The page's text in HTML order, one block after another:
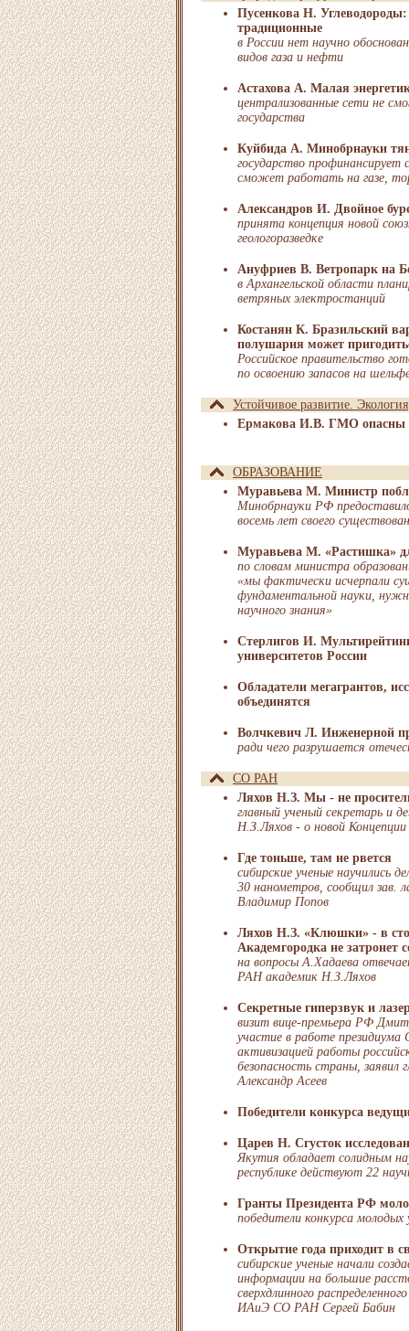
Пусенкова Н.
традиционные
в России нет научно
видов газа и нефти
Астахова А. Малая
централизованные сети не
государства
Куйбида А. Минобрнауки
государство профинансирует
сможет работать на газе,
Александров И. Двойное
принята концепция новой
геологоразведке
Ануфриев В. Ветропарк на
в Архангельской области
ветряных электростанций
Костанян К. Бразильский
полушария может
Российское правительство
по освоению запасов на
Устойчивое развитие. Экология
Ермакова И.В. ГМО опасны
ОБРАЗОВАНИЕ
Муравьева М. Министр
Минобрнауки РФ
восемь лет своего
Муравьева М. «Растишка»
по словам министра
«мы фактически исчерпали
фундаментальной науки,
научного знания»
Стерлигов И.
университетов России
Обладатели мегагрантов,
объединятся
Волчкевич Л. Инженерной
ради чего разрушается
СО РАН
Ляхов Н.З. Мы - не
главный ученый секретарь и
Н.З.Ляхов - о новой
Где тоньше, там не рвется
сибирские ученые научились
30 нанометров, сообщил
Владимир Попов
Ляхов Н.З. «Клюшки» - в
Академгородка не затронет
на вопросы А.Хадаева
РАН академик Н.З.Ляхов
Секретные гиперзвук и
визит вице-премьера РФ
участие в работе
активизацией работы
безопасность страны,
Александр Асеев
Победители конкурса
Царев Н. Сгусток
Якутия обладает солидным
республике действуют 22
Гранты Президента РФ
победители конкурса молодых
Открытие года приходит в
сибирские ученые начали
информации на большие
сверхдлинного
ИАиЭ СО РАН Сергей Бабин